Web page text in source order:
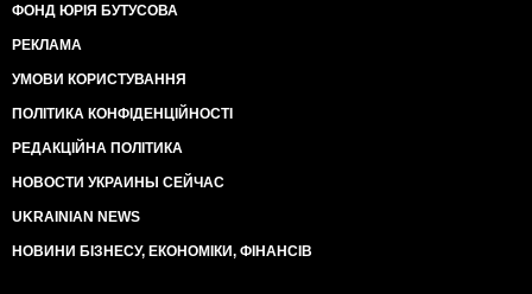
ФОНД ЮРІЯ БУТУСОВА
РЕКЛАМА
УМОВИ КОРИСТУВАННЯ
ПОЛІТИКА КОНФІДЕНЦІЙНОСТІ
РЕДАКЦІЙНА ПОЛІТИКА
НОВОСТИ УКРАИНЫ СЕЙЧАС
UKRAINIAN NEWS
НОВИНИ БІЗНЕСУ, ЕКОНОМІКИ, ФІНАНСІВ